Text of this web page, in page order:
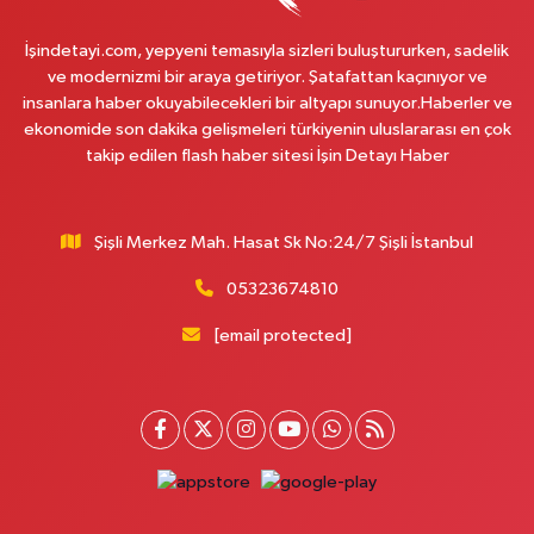
Plevne Eczanesi
Mevlana Mahallesi İbrahim Hayırlıoğlu Caddesi 6 3 PLEVNE KONUTLARI
0 (212) 823 53 43 Yol Tarifi Al
Siyavuşpaşa Mahallesi Adnan Kahveci Bulvarı 154 B MEMORIAL
Osmangazi Mahallesi Atayolu Caddesi 10C-D KAYA ÇİFTLİĞİ İLE KÖFTECİ
YUSUF ARASINDA, TARIM KOOPERATİF MARKETİ KARŞISI,SAAT KULESİNİN
0 (506) 466 78 60 Yol Tarifi Al
İşindetayi.com, yepyeni temasıyla sizleri buluştururken, sadelik
ve modernizmi bir araya getiriyor. Şatafattan kaçınıyor ve
insanlara haber okuyabilecekleri bir altyapı sunuyor.Haberler ve
ekonomide son dakika gelişmeleri türkiyenin uluslararası en çok
takip edilen flash haber sitesi İşin Detayı Haber
Şişli Merkez Mah. Hasat Sk No:24/7 Şişli İstanbul
05323674810
[email protected]